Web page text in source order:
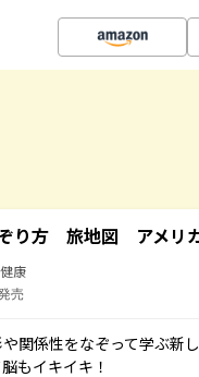
り方 旅地図 アメリ
康
売
関係性をなぞって学ぶ新
もイキイキ！